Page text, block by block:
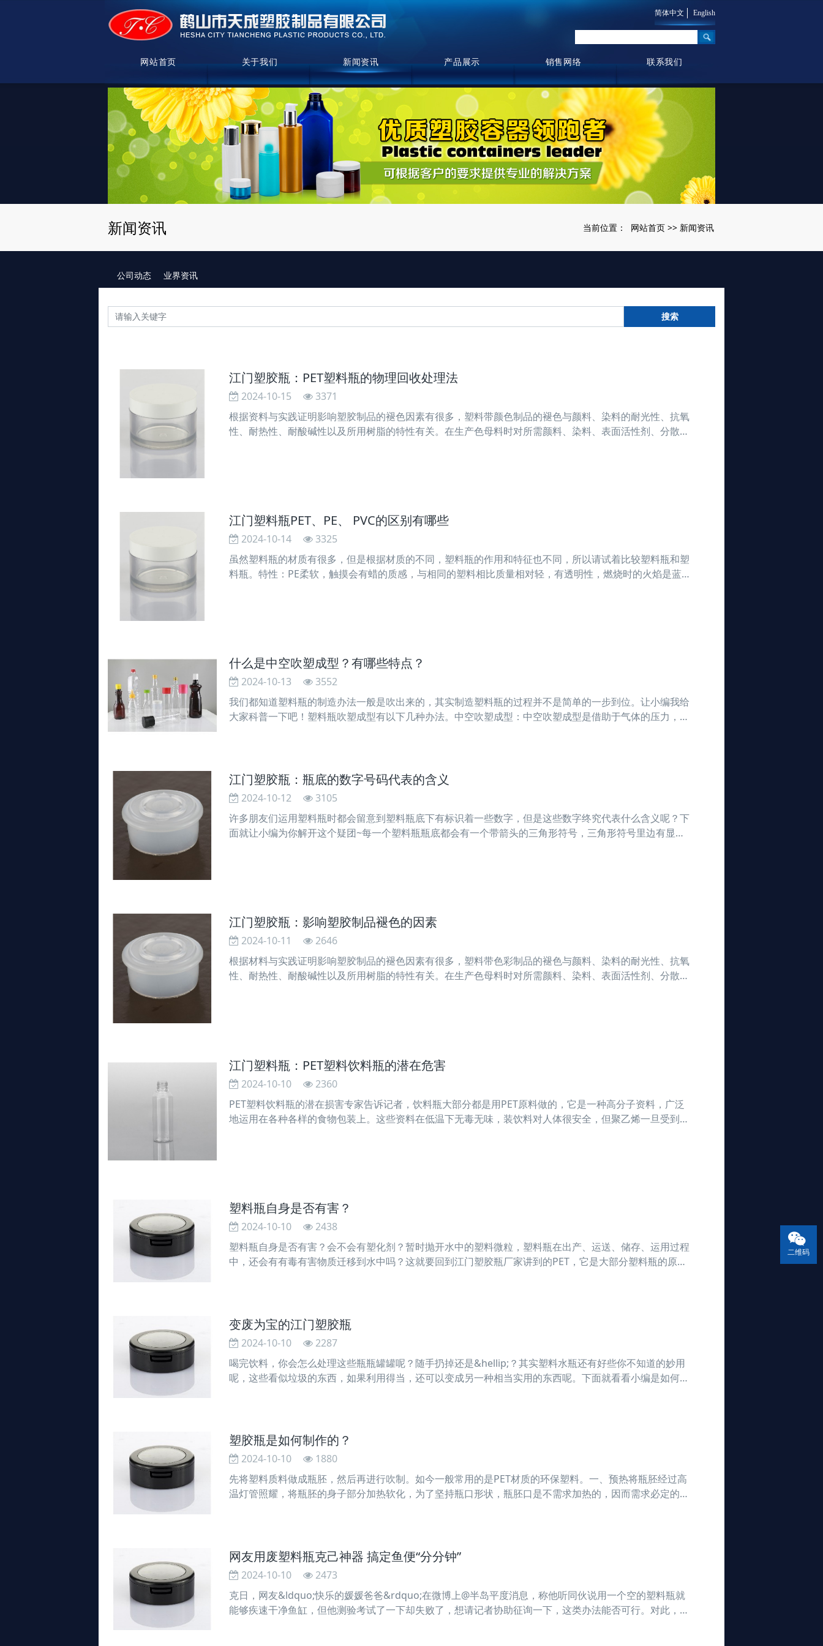
简体中文 English
网站首页 关于我们 新闻资讯 产品展示 销售网络 联系我们
新闻资讯 当前位置： 网站首页 >> 新闻资讯
公司动态 业界资讯
搜索
江门塑胶瓶：PET塑料瓶的物理回收处理法
2024-10-15
3371
根据资料与实践证明影响塑胶制品的褪色因素有很多，塑料带颜色制品的褪色与颜料、染料的耐光性、抗氧
性、耐热性、耐酸碱性以及所用树脂的特性有关。在生产色母料时对所需颜料、染料、表面活性剂、分散
江门塑料瓶PET、PE、 PVC的区别有哪些
2024-10-14
3325
虽然塑料瓶的材质有很多，但是根据材质的不同，塑料瓶的作用和特征也不同，所以请试着比较塑料瓶和塑
料瓶。特性：PE柔软，触摸会有蜡的质感，与相同的塑料相比质量相对轻，有透明性，燃烧时的火焰是蓝
什么是中空吹塑成型？有哪些特点？
2024-10-13
3552
我们都知道塑料瓶的制造办法一般是吹出来的，其实制造塑料瓶的过程并不是简单的一步到位。让小编我给
大家科普一下吧！塑料瓶吹塑成型有以下几种办法。中空吹塑成型：中空吹塑成型是借助于气体的压力，使
江门塑胶瓶：瓶底的数字号码代表的含义
2024-10-12
3105
许多朋友们运用塑料瓶时都会留意到塑料瓶底下有标识着一些数字，但是这些数字终究代表什么含义呢？下
面就让小编为你解开这个疑团~每一个塑料瓶瓶底都会有一个带箭头的三角形符号，三角形符号里边有显现
江门塑胶瓶：影响塑胶制品褪色的因素
2024-10-11
2646
根据材料与实践证明影响塑胶制品的褪色因素有很多，塑料带色彩制品的褪色与颜料、染料的耐光性、抗氧
性、耐热性、耐酸碱性以及所用树脂的特性有关。在生产色母料时对所需颜料、染料、表面活性剂、分散
江门塑料瓶：PET塑料饮料瓶的潜在危害
2024-10-10
2360
PET塑料饮料瓶的潜在损害专家告诉记者，饮料瓶大部分都是用PET原料做的，它是一种高分子资料，广泛
地运用在各种各样的食物包装上。这些资料在低温下无毒无味，装饮料对人体很安全，但聚乙烯一旦受到高
塑料瓶自身是否有害？
2024-10-10
2438
塑料瓶自身是否有害？会不会有塑化剂？暂时抛开水中的塑料微粒，塑料瓶在出产、运送、储存、运用过程
中，还会有有毒有害物质迁移到水中吗？这就要回到江门塑胶瓶厂家讲到的PET，它是大部分塑料瓶的原
变废为宝的江门塑胶瓶
2024-10-10
2287
喝完饮料，你会怎么处理这些瓶瓶罐罐呢？随手扔掉还是&hellip;？其实塑料水瓶还有好些你不知道的妙用
呢，这些看似垃圾的东西，如果利用得当，还可以变成另一种相当实用的东西呢。下面就看看小编是如何将
塑胶瓶是如何制作的？
2024-10-10
1880
先将塑料质料做成瓶胚，然后再进行吹制。如今一般常用的是PET材质的环保塑料。一、预热将瓶胚经过高
温灯管照耀，将瓶胚的身子部分加热软化，为了坚持瓶口形状，瓶胚口是不需求加热的，因而需求必定的冷
网友用废塑料瓶克己神器 搞定鱼便“分分钟”
2024-10-10
2473
克日，网友&ldquo;快乐的媛媛爸爸&rdquo;在微博上@半岛平度消息，称他听同伙说用一个空的塑料瓶就
能够疾速干净鱼缸，但他测验考试了一下却失败了，想请记者协助征询一下，这类办法能否可行。对此，记
二维码